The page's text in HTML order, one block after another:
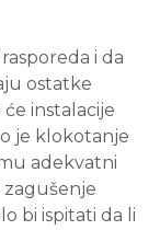
i da
ostatke
instalacije
je klokotanje
adekvatni
zagušenje
bi ispitati da li